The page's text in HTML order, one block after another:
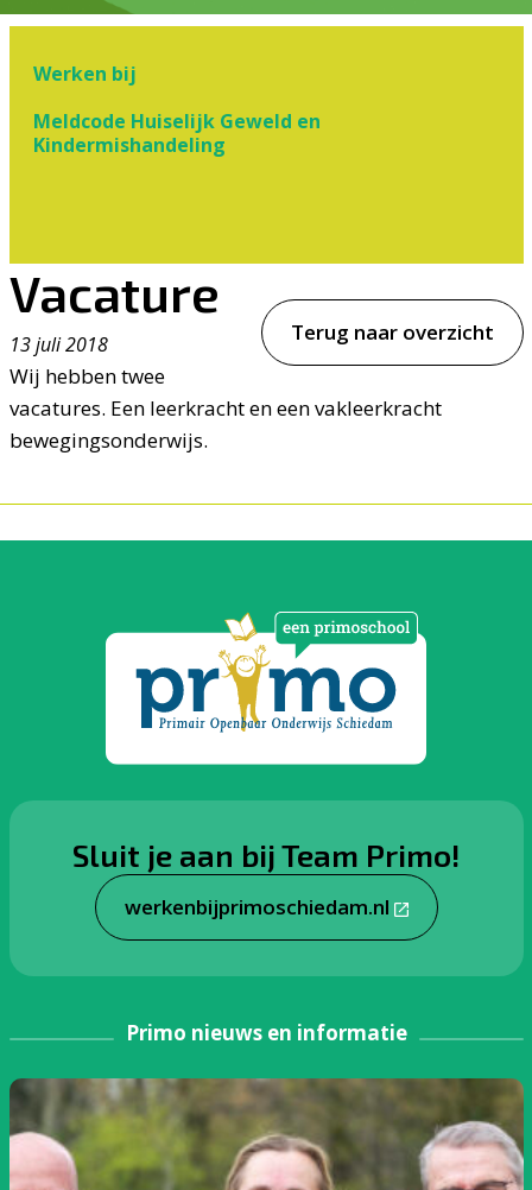
Werken bij
Meldcode Huiselijk Geweld en
Kindermishandeling
Terug naar overzicht
Vacature
13 juli 2018
Wij hebben twee
vacatures. Een leerkracht en een vakleerkracht
bewegingsonderwijs.
Sluit je aan bij Team Primo!
werkenbijprimoschiedam.nl
Primo nieuws en informatie